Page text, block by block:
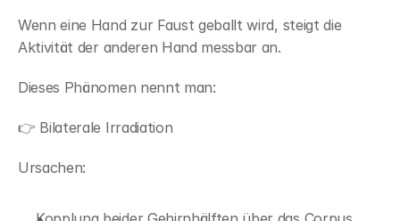
Wenn eine Hand zur Faust geballt wird, steigt die
Aktivität der anderen Hand messbar an.
Dieses Phänomen nennt man:
👉 Bilaterale Irradiation
Ursachen: